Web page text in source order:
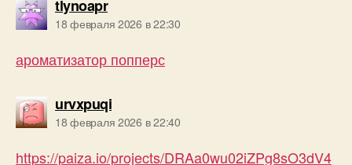
tlynoaprпишет:
18 февраля 2026 в 22:30
ароматизатор попперс
urvxpuqiпишет:
18 февраля 2026 в 22:40
https://paiza.io/projects/DRAa0wu02iZPg8sO3dV4